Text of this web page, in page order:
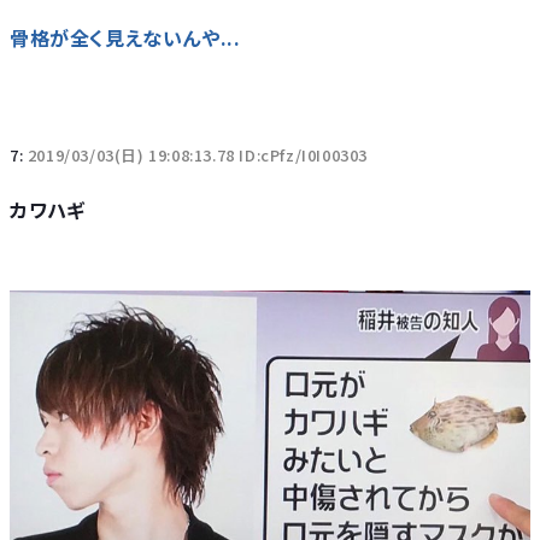
骨格が全く見えないんや...
7: 2019/03/03(日) 19:08:13.78 ID:cPfz/I0I00303
カワハギ